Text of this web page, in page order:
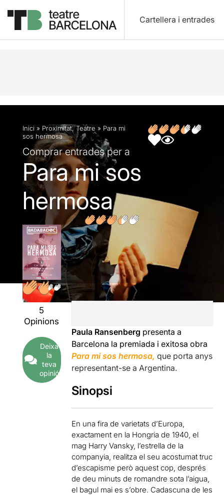
Cartellera i entrades
Descripció Fitxa artística Opinions Articles
Inici » Proximitat,Teatre » Para mi
sos hermosa
Comprar entrades per a
Para mi sos
hermosa
5
Opinions
Deixa
la
teva
opinió
Paula Ransenberg presenta a
Barcelona la premiada i exitosa obra
Para mi sos hermosa, que porta anys
representant-se a Argentina.
Sinopsi
En una fira de varietats d’Europa,
exactament en la Hongria de 1940 , el
mag Harry Vansky, l’estrella de la
companyia, realitza el seu acostumat truc
d’escapisme però aquest cop , després
de deu minuts de romandre sota l’aigua,
el bagul mai es s’obre. Cadascuna de les